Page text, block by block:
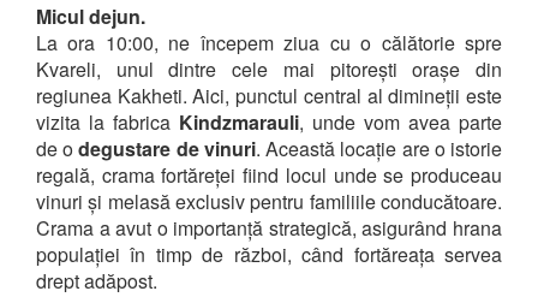
Micul dejun.
La ora 10:00, ne începem ziua cu o călătorie spre
Kvareli, unul dintre cele mai pitorești orașe din
regiunea Kakheti. Aici, punctul central al dimineții este
vizita la fabrica Kindzmarauli, unde vom avea parte
de odegustare de vinuri. Această locație are o istorie
regală, crama fortăreței fiind locul unde se produceau
vinuri și melasă exclusiv pentru familiile conducătoare.
Crama a avut o importanță strategică, asigurând hrana
populației în timp de război, când fortăreața servea
drept adăpost.